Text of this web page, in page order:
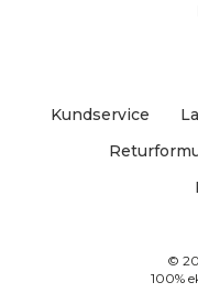
Kundservice
©
100%